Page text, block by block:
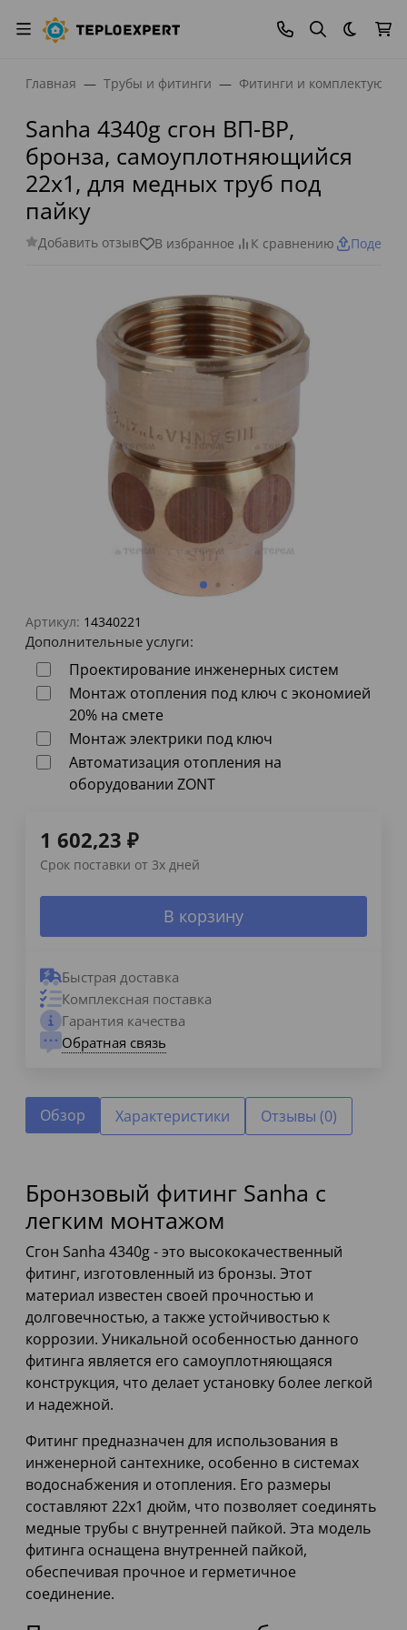
Темная
Главная Трубы и фитинги Фитинги и
Sanha 4340g сгон ВП-ВР,
бронза, самоуплотняющийся
22x1, для медных труб под
пайку
Добавить отзыв В избранное К сравнению
Артикул: 14340221
Дополнительные услуги:
Проектирование инженерных систем
Монтаж отопления под ключ с экономией
20% на смете
Монтаж электрики под ключ
Автоматизация отопления на
оборудовании ZONT
1 602,23 ₽
Срок поставки от 3х дней
В корзину
Быстрая доставка
Комплексная поставка
Гарантия качества
Обратная связь
Обзор Характеристики Отзывы (0)
Бронзовый фитинг Sanha с
легким монтажом
Сгон Sanha 4340g - это высококачественный
фитинг, изготовленный из бронзы. Этот
материал известен своей прочностью и
долговечностью, а также устойчивостью к
коррозии. Уникальной особенностью данного
фитинга является его самоуплотняющаяся
конструкция, что делает установку более легкой
и надежной.
Фитинг предназначен для использования в
инженерной сантехнике, особенно в системах
водоснабжения и отопления. Его размеры
составляют 22x1 дюйм, что позволяет соединять
медные трубы с внутренней пайкой. Эта модель
фитинга оснащена внутренней пайкой,
обеспечивая прочное и герметичное
соединение.